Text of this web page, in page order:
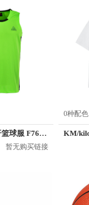
Peak 透气排汗篮球服 F762101
暂无购买链接
0种配色